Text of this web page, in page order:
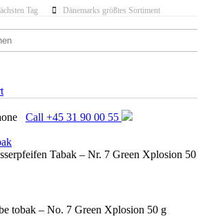
Tag Dänemarks größtes Sortiment
Call +45 31 90 00 55
Tabak – Nr. 7 Green Xplosion 50